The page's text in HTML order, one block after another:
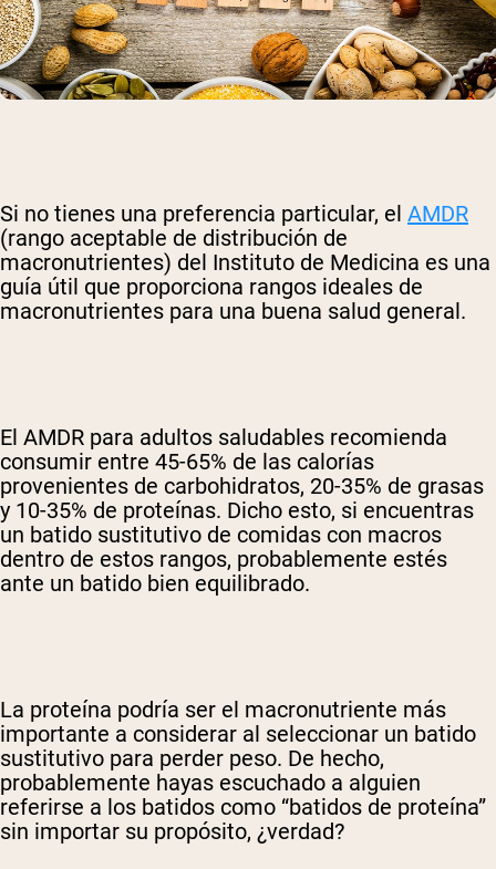
Si no tienes una preferencia particular, el AMDR
(rango aceptable de distribución de
macronutrientes) del Instituto de Medicina es una
guía útil que proporciona rangos ideales de
macronutrientes para una buena salud general.
El AMDR para adultos saludables recomienda
consumir entre 45-65% de las calorías
provenientes de carbohidratos, 20-35% de grasas
y 10-35% de proteínas. Dicho esto, si encuentras
un batido sustitutivo de comidas con macros
dentro de estos rangos, probablemente estés
ante un batido bien equilibrado.
La proteína podría ser el macronutriente más
importante a considerar al seleccionar un batido
sustitutivo para perder peso. De hecho,
probablemente hayas escuchado a alguien
referirse a los batidos como “batidos de proteína”
sin importar su propósito, ¿verdad?